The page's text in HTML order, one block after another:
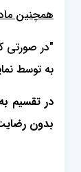
همچنین ماده ٣١٣ قانون امور حسبی نیز به این موضوع بدین نحو
"در صورتی
به توسط
در تقسیم
بدون